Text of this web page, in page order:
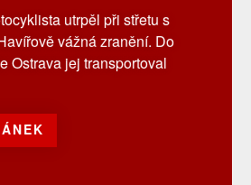
utrpěl při střetu s
vážná zranění. Do
Ostrava jej transportoval